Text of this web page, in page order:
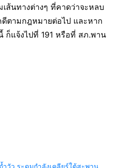
ส้นทางต่างๆ ที่คาดว่าจะหลบ
ตามกฎหมายต่อไป และหาก
ก็แจ้งไปที่ 191 หรือที่ สภ.พาน
วัว ระดมกำลังเคลียร์ใต้สะพาน